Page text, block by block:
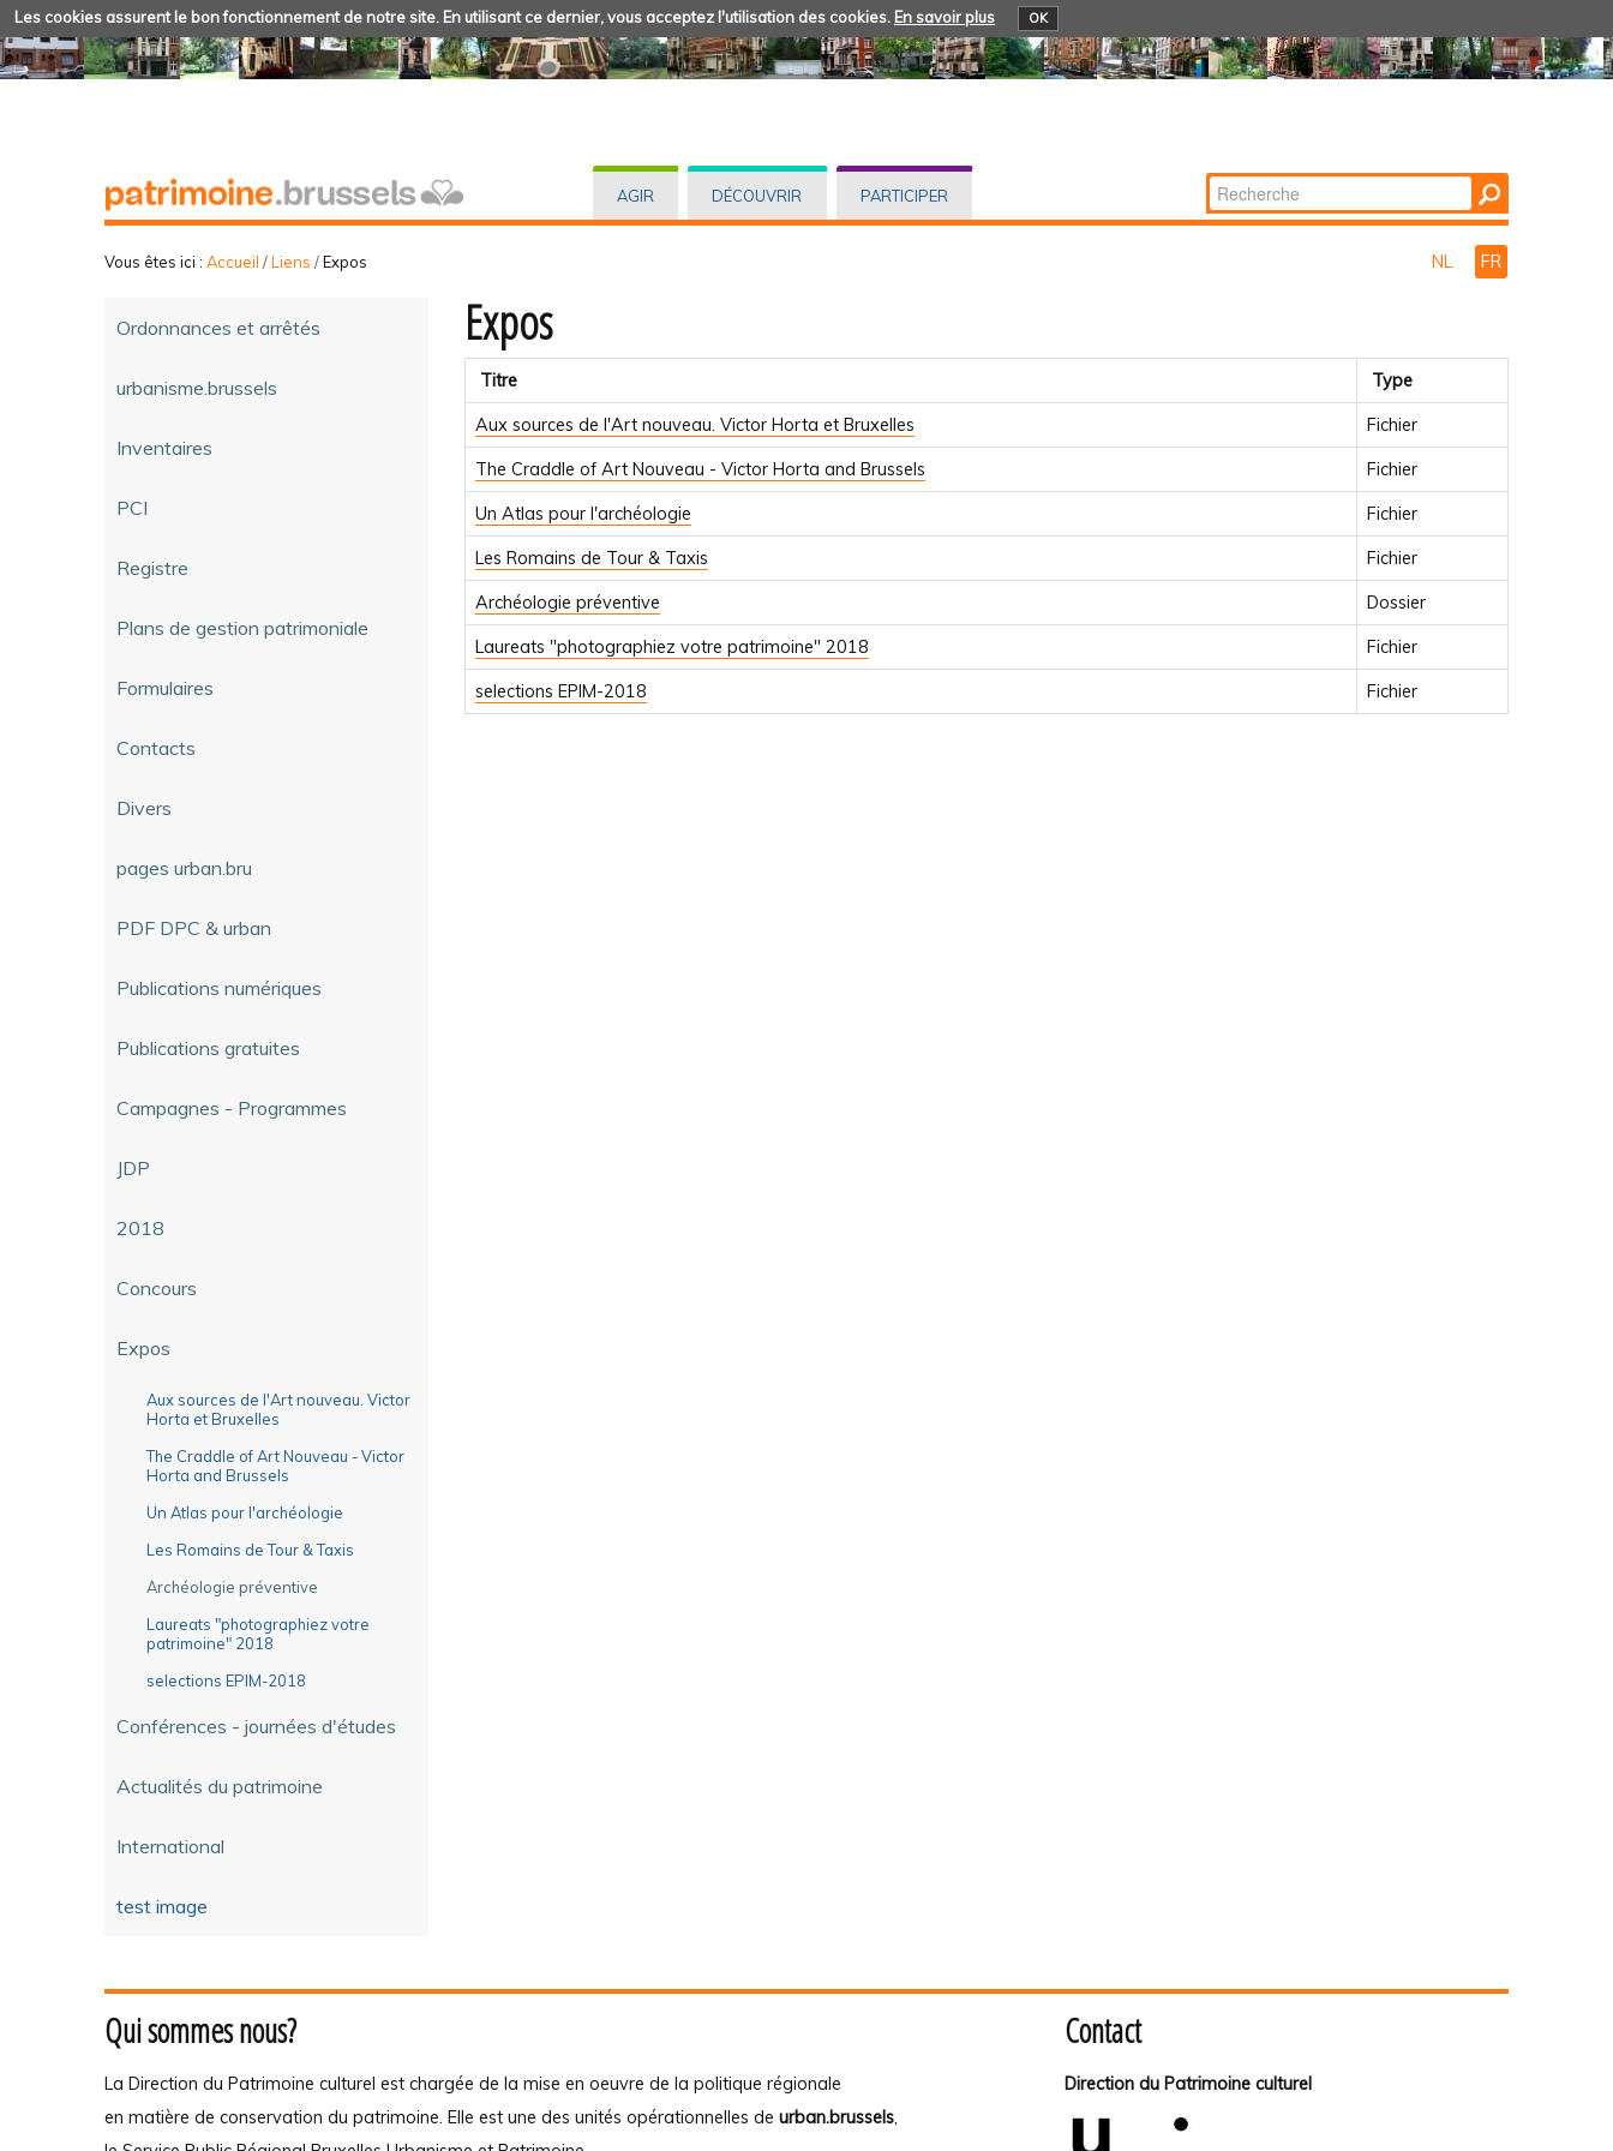
Les cookies assurent le bon fonctionnement de notre site. En utilisant ce dernier, vous acceptez l'utilisation des cookies. En savoir plus OK
AGIR DÉCOUVRIR PARTICIPER Chercher par
Recherche
Vous êtes ici : Accueil /Liens /Expos NL FR
Ordonnances et arrêtés
urbanisme.brussels
Inventaires
PCI
Registre
Plans de gestion patrimoniale
Formulaires
Contacts
Divers
pages urban.bru
PDF DPC & urban
Publications numériques
Publications gratuites
Campagnes - Programmes
JDP
2018
Concours
Expos
Aux sources de l'Art nouveau. Victor
Horta et Bruxelles
The Craddle of Art Nouveau - Victor
Horta and Brussels
Un Atlas pour l'archéologie
Les Romains de Tour & Taxis
Archéologie préventive
Laureats "photographiez votre
patrimoine" 2018
selections EPIM-2018
Conférences - journées d'études
Actualités du patrimoine
International
test image
Expos
Titre Type
Aux sources de l'Art nouveau. Victor Horta et Bruxelles Fichier
The Craddle of Art Nouveau - Victor Horta and Brussels Fichier
Un Atlas pour l'archéologie Fichier
Les Romains de Tour & Taxis Fichier
Archéologie préventive Dossier
Laureats "photographiez votre patrimoine" 2018 Fichier
selections EPIM-2018 Fichier
Qui sommes nous?
La Direction du Patrimoine culturel est chargée de la mise en oeuvre de la politique régionale
en matière de conservation du patrimoine. Elle est une des unités opérationnelles de urban.brussels,
Contact
Direction du Patrimoine culturel